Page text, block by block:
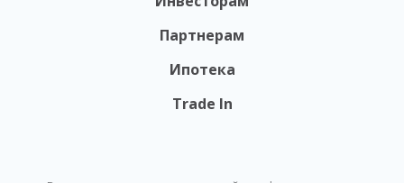
Партнерам
Ипотека
Trade In